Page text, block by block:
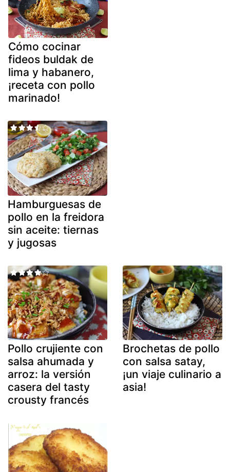
Cómo cocinar
fideos buldak de
lima y habanero,
¡receta con pollo
marinado!
Hamburguesas de
pollo en la freidora
sin aceite: tiernas
y jugosas
Pollo crujiente con
salsa ahumada y
arroz: la versión
casera del tasty
crousty francés
Brochetas de pollo
con salsa satay,
¡un viaje culinario a
asia!